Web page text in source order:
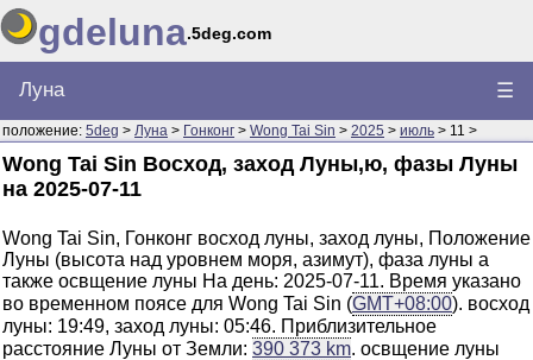
gdeluna.5deg.com
Луна ☰
положение: 5deg > Луна > Гонконг > Wong Tai Sin > 2025 > июль > 11 >
Wong Tai Sin Восход, заход Луны,ю, фазы Луны
на 2025-07-11
Wong Tai Sin, Гонконг восход луны, заход луны, Положение
Луны (высота над уровнем моря, азимут), фаза луны а
также освщение луны На день: 2025-07-11. Время указано
во временном поясе для Wong Tai Sin (GMT+08:00). восход
луны: 19:49, заход луны: 05:46. Приблизительное
расстояние Луны от Земли: 390 373 km. освщение луны